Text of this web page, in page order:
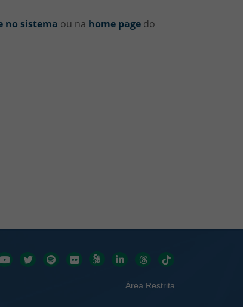
no sistema ou na home pagedo
Redes sociais
Área Restrita